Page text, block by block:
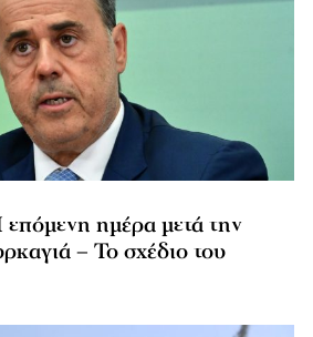
ημέρα μετά την
– Το σχέδιο του